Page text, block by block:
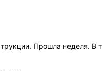
Прошла неделя. В